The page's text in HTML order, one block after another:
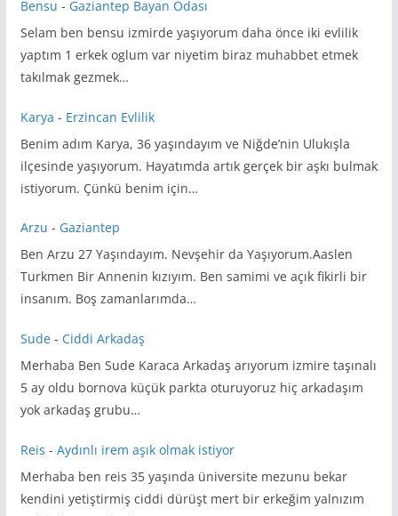
Bensu - Gaziantep Bayan Odası
Selam ben bensu izmirde yaşıyorum daha önce iki evlilik
yaptım 1 erkek oglum var niyetim biraz muhabbet etmek
takılmak gezmek…
Karya - Erzincan Evlilik
Benim adım Karya, 36 yaşındayım ve Niğde’nin Ulukışla
ilçesinde yaşıyorum. Hayatımda artık gerçek bir aşkı bulmak
istiyorum. Çünkü benim için…
Arzu - Gaziantep
Ben Arzu 27 Yaşındayım. Nevşehir da Yaşıyorum.Aaslen
Turkmen Bir Annenin kızıyım. Ben samimi ve açık fikirli bir
insanım. Boş zamanlarımda…
Sude- Ciddi Arkadaş
Merhaba Ben Sude Karaca Arkadaş arıyorum izmire taşınalı
5 ay oldu bornova küçük parkta oturuyoruz hiç arkadaşım
yok arkadaş grubu…
Reis - Aydınlı irem aşık olmak istiyor
Merhaba ben reis 35 yaşında üniversite mezunu bekar
kendini yetiştirmiş ciddi dürüşt mert bir erkeğim yalnızım